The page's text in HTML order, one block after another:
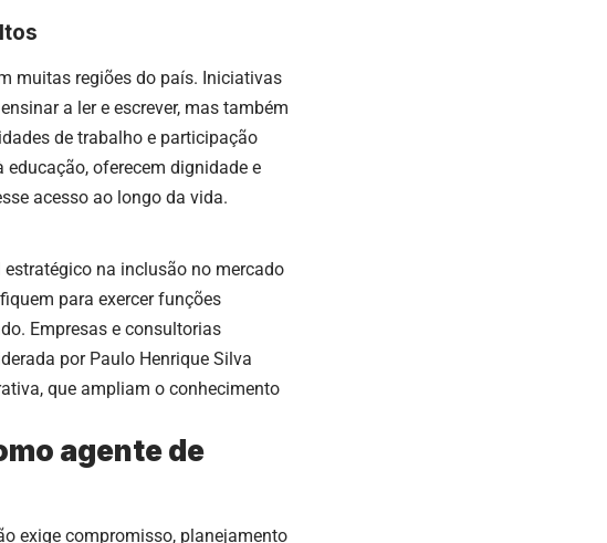
muitas regiões do país. Iniciativas
a ler e escrever, mas também
de trabalho e participação
oferecem dignidade e
acesso ao longo da vida.
na inclusão no mercado
para exercer funções
Empresas e consultorias
por Paulo Henrique Silva
que ampliam o conhecimento
agente de
exige compromisso, planejamento